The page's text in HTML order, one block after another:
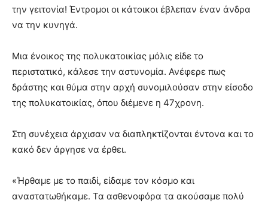
την γειτονία! Έντρομοι οι κάτοικοι έβλεπαν έναν άνδρα
να την κυνηγά.
Μια ένοικος της πολυκατοικίας μόλις είδε το
περιστατικό, κάλεσε την αστυνομία. Ανέφερε πως
δράστης και θύμα στην αρχή συνομιλούσαν στην είσοδο
της πολυκατοικίας, όπου διέμενε η 47χρονη.
Στη συνέχεια άρχισαν να διαπληκτίζονται έντονα και το
κακό δεν άργησε να έρθει.
«Ήρθαμε με το παιδί, είδαμε τον κόσμο και
αναστατωθήκαμε. Τα ασθενοφόρα τα ακούσαμε πολύ